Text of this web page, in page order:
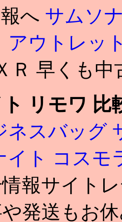
へ サムソ
アウトレッ
Ｒ 早くも中
リモワ 比
ネスバッグ
イト コスモ
報サイト
発送もお